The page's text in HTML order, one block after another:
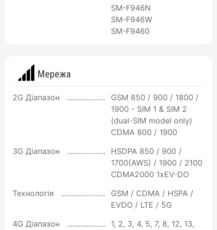
SM-F946N
SM-F946W
SM-F9460
Мережа
2G Діапазон
GSM 850 / 900 / 1800 /
1900 - SIM 1 & SIM 2
(dual-SIM model only)
CDMA 800 / 1900
3G Діапазон
HSDPA 850 / 900 /
1700(AWS) / 1900 / 2100
CDMA2000 1xEV-DO
Технологія
GSM / CDMA / HSPA /
EVDO / LTE / 5G
4G Діапазон
1, 2, 3, 4, 5, 7, 8, 12, 13,